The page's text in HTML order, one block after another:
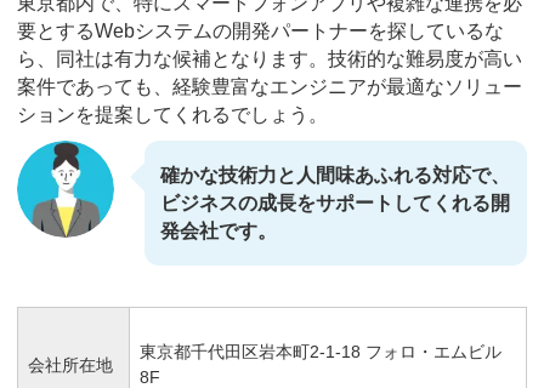
要とするWebシステムの開発パートナーを探しているな
ら、同社は有力な候補となります。技術的な難易度が高い
案件であっても、経験豊富なエンジニアが最適なソリュー
ションを提案してくれるでしょう。
確かな技術力と人間味あふれる対応で、
ビジネスの成長をサポートしてくれる開
発会社です。
会社所在地
東京都千代田区岩本町2-1-18 フォロ・エムビル
8F